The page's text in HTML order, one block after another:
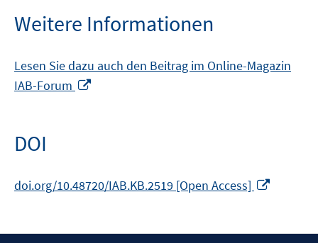
öffnen
Weitere Informationen
Lesen Sie dazu auch den Beitrag im Online-Magazin
IAB-Forum
DOI
doi.org/10.48720/IAB.KB.2519 [Open Access]
öffnen